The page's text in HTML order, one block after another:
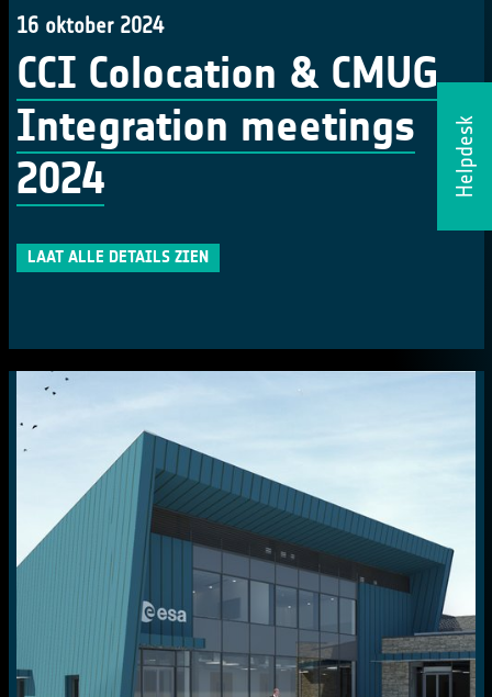
Helpdesk
16 oktober 2024
CCI Colocation & CMUG
Integration meetings
2024
LAAT ALLE DETAILS ZIEN